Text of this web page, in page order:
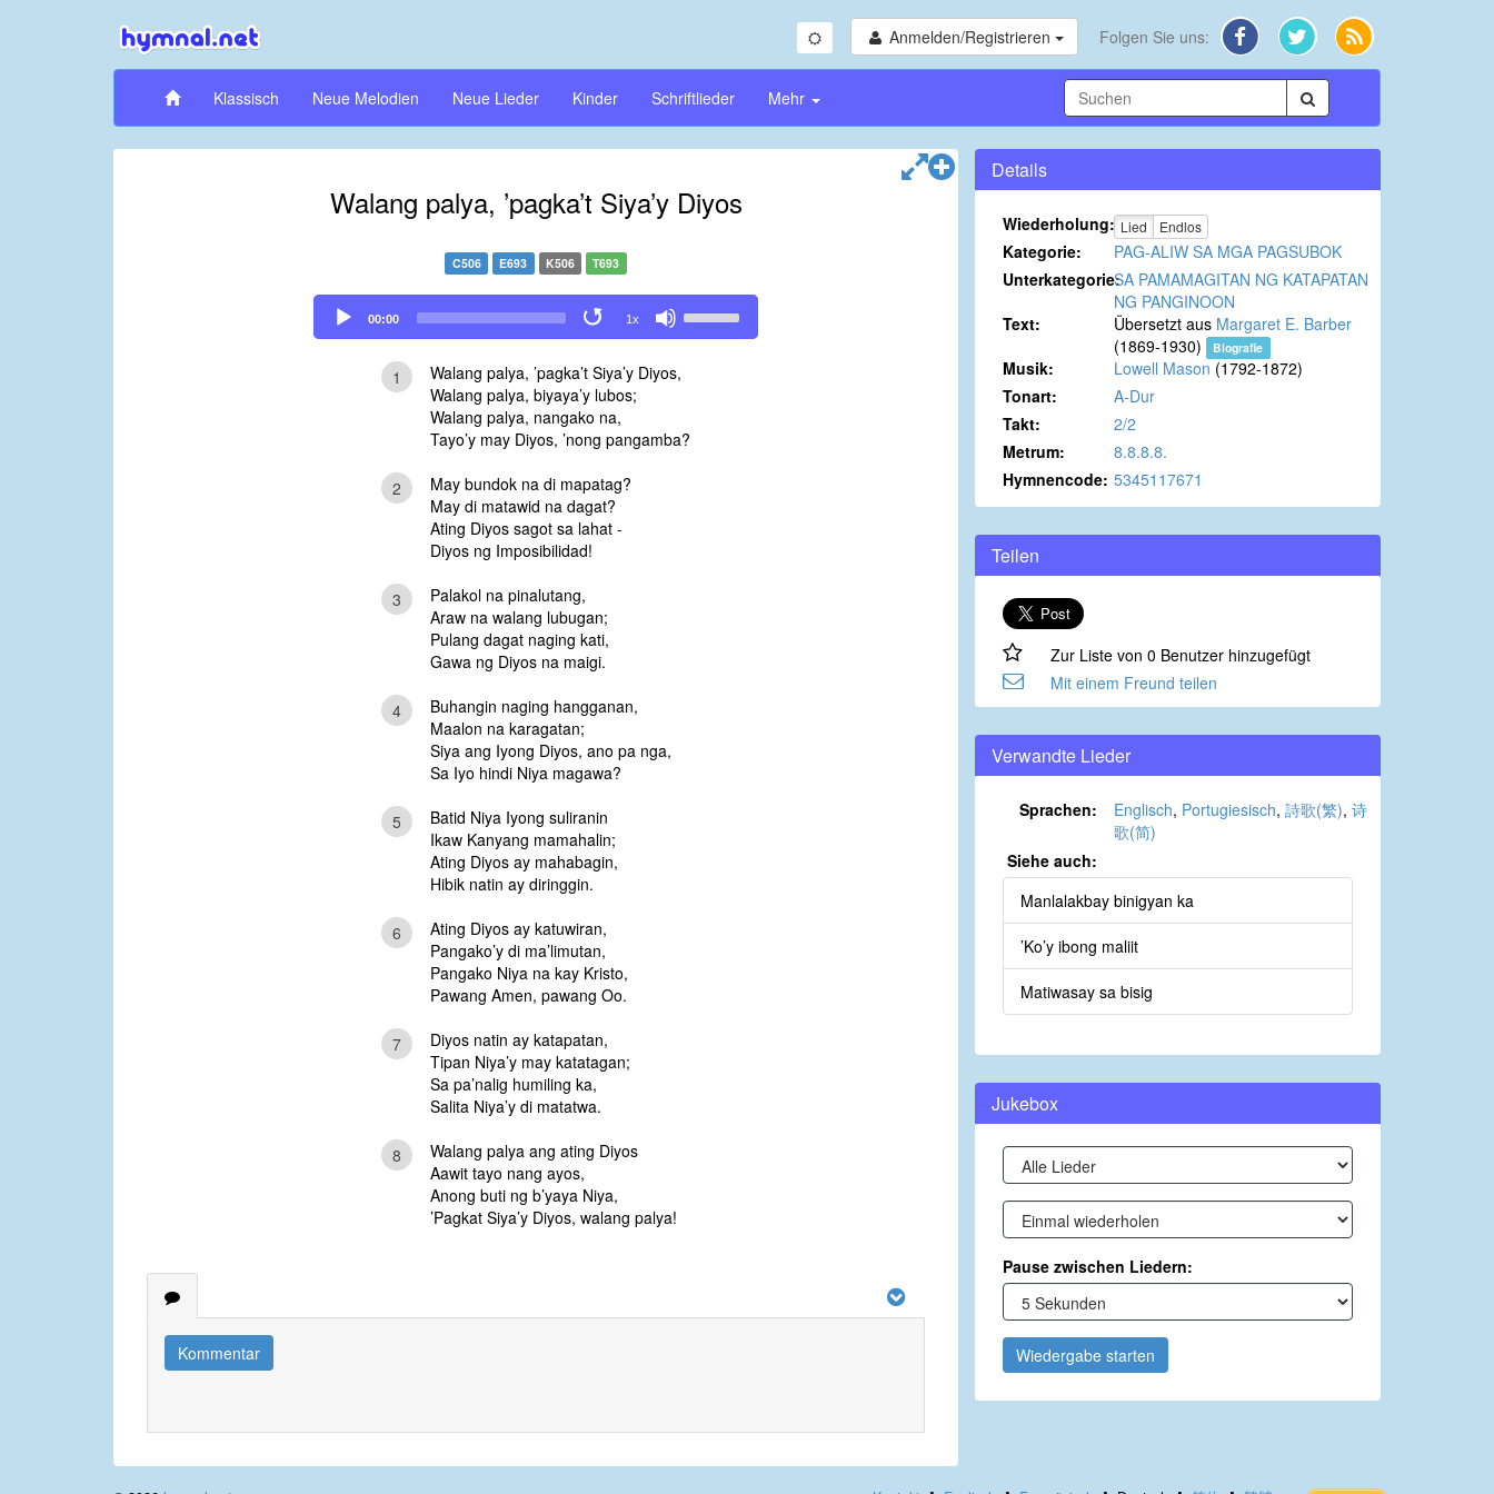
Anmelden/Registrieren Folgen Sie uns:
Klassisch Neue Melodien Neue Lieder Kinder Schriftlieder Mehr
Walang palya, ’pagka’t Siya’y Diyos
C506 E693 K506 T693
Audio
Player
00:00 1x
Up/Down
or
1
Walang palya, ’pagka’t Siya’y Diyos,
Walang palya, biyaya’y lubos;
Walang palya, nangako na,
Tayo’y may Diyos, ’nong pangamba?
2
May bundok na di mapatag?
May di matawid na dagat?
Ating Diyos sagot sa lahat -
Diyos ng Imposibilidad!
3
Palakol na pinalutang,
Araw na walang lubugan;
Pulang dagat naging kati,
Gawa ng Diyos na maigi.
4
Buhangin naging hangganan,
Maalon na karagatan;
Siya ang Iyong Diyos, ano pa nga,
Sa Iyo hindi Niya magawa?
5
Batid Niya Iyong suliranin
Ikaw Kanyang mamahalin;
Ating Diyos ay mahabagin,
Hibik natin ay diringgin.
6
Ating Diyos ay katuwiran,
Pangako’y di ma’limutan,
Pangako Niya na kay Kristo,
Pawang Amen, pawang Oo.
7
Diyos natin ay katapatan,
Tipan Niya’y may katatagan;
Sa pa’nalig humiling ka,
Salita Niya’y di matatwa.
8
Walang palya ang ating Diyos
Aawit tayo nang ayos,
Anong buti ng b’yaya Niya,
’Pagkat Siya’y Diyos, walang palya!
Kommentar
Details
Wiederholung: Lied Endlos
Kategorie:
PAG-ALIW SA MGA PAGSUBOK
Unterkategorie:SA PAMAMAGITAN NG KATAPATAN
NG PANGINOON
Text:
Übersetzt aus Margaret E. Barber
(1869-1930)
Biografie
Musik: Lowell Mason (1792-1872)
Tonart:
A-Dur
Takt:
2/2
Metrum:
8.8.8.8.
Hymnencode: 5345117671
Teilen
Zur Liste von 0 Benutzer hinzugefügt
Mit einem Freund teilen
Verwandte Lieder
Sprachen: Englisch, Portugiesisch, 詩歌(繁), 诗
歌(简)
Siehe auch:
Manlalakbay binigyan ka
’Ko’y ibong maliit
Matiwasay sa bisig
Jukebox
Pause zwischen Liedern:
Wiedergabe starten